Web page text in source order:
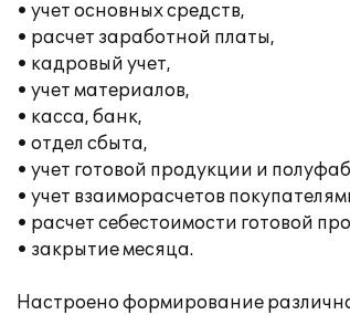
• учет основных средств,
• расчет заработной платы,
• кадровый учет,
• учет материалов,
• касса, банк,
• отдел сбыта,
• учет готовой продукции и
• учет взаиморасчетов
• расчет себестоимости готовой
• закрытие месяца.
Настроено формирование